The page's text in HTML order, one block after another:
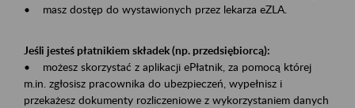
• masz dostęp do wystawionych przez lekarza eZLA.
Jeśli jesteś płatnikiem składek (np. przedsiębiorcą):
• możesz skorzystać z aplikacji ePłatnik, za pomocą której
m.in. zgłosisz pracownika do ubezpieczeń, wypełnisz i
przekażesz dokumenty rozliczeniowe z wykorzystaniem danych